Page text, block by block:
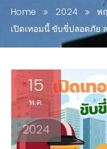
Home 2024 พ
เปิดเทอมนี้ ขับขี่ปลอดภัย
15
พ.ค.
2024